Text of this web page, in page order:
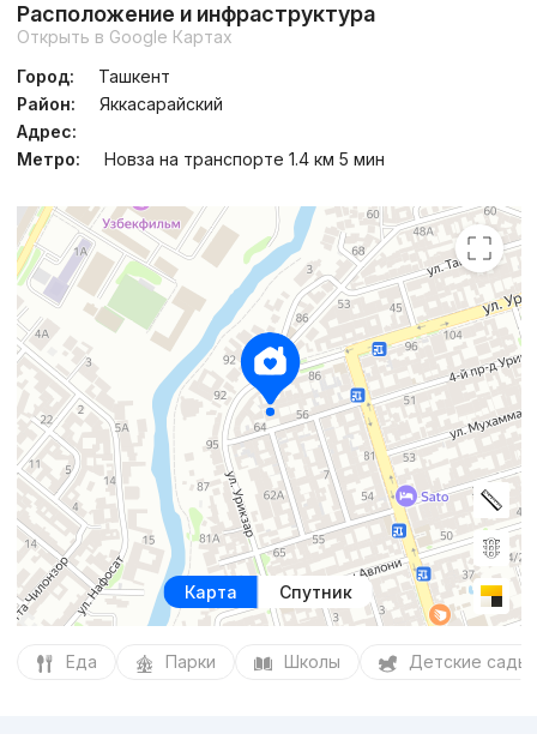
Расположение и инфраструктура
Открыть в Google Картах
Город:
Ташкент
Район:
Яккасарайский
Адрес:
Метро:
Новза на транспорте 1.4 км 5 мин
Карта Спутник
Еда Парки Школы Детские сады